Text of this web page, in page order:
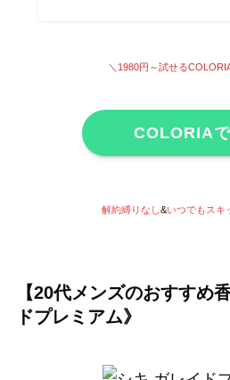
＼1980円～試せる
COLORIA
解約縛りなし&いつでもスキ
【20代メンズのおすすめ
ドプレミアム》